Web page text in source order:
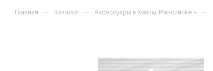
Главная — Каталог — Аксессуары в Ханты-Мансийске —